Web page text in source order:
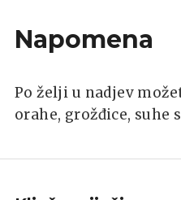
Napomena
Po želji u nadjev
orahe, grožđice, suhe